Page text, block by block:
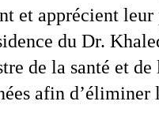
et apprécient
du Dr.
de la santé et
afin